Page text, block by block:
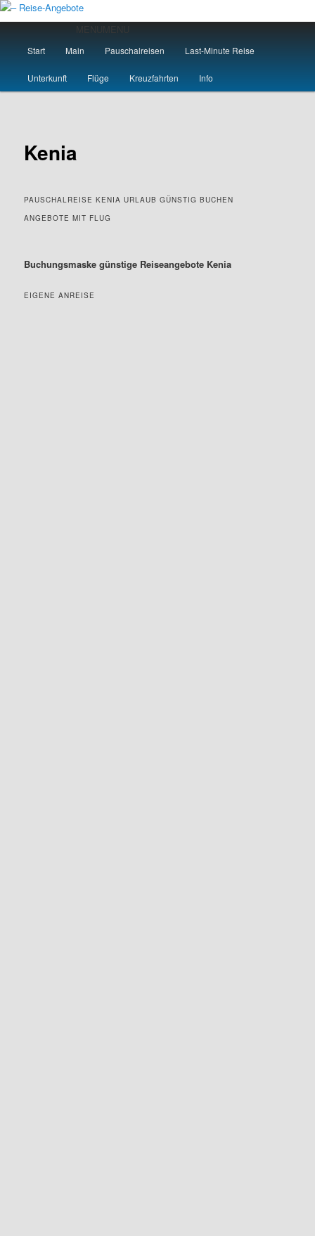
Zum
primären
springen– Reise-Angebote
Start Main Pauschalreisen Last-Minute Reise
Unterkunft Flüge Kreuzfahrten Info
Kenia
PAUSCHALREISE KENIA URLAUB GÜNSTIG BUCHEN
ANGEBOTE MIT FLUG
Buchungsmaske günstige Reiseangebote Kenia
EIGENE ANREISE